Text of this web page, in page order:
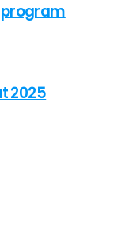
2025